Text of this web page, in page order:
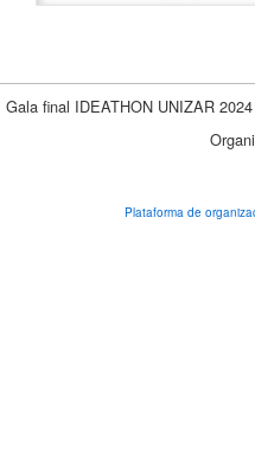
Gala final IDEATHON UNIZAR 2024
Plataforma de